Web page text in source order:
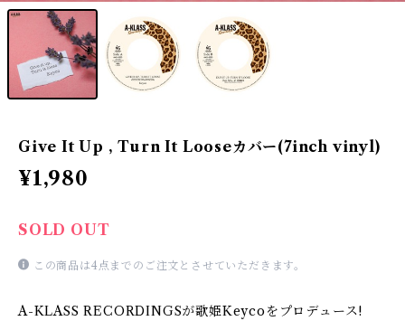
Give It Up , Turn It Looseカバー(7inch vinyl)
¥1,980
SOLD OUT
この商品は4点までのご注文とさせていただきます。
A-KLASS RECORDINGSが歌姫Keycoをプロデュース!